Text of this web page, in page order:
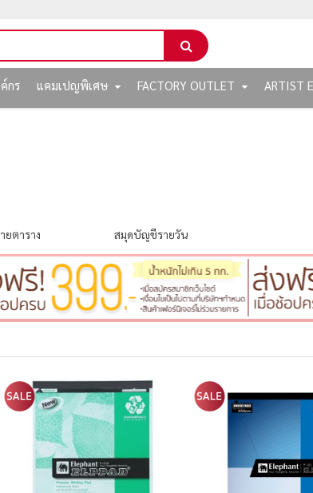
กร แคมเปญพิเศษ FACTORY OUTLET
ARTIST
ยตาราง สมุดบัญชีรายวัน